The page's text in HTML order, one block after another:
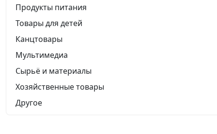
Продукты питания
Товары для детей
Канцтовары
Мультимедиа
Сырьё и материалы
Хозяйственные товары
Другое